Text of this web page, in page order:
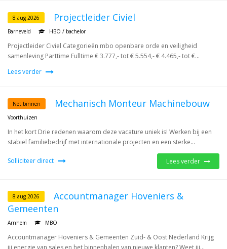
8 aug 2026 Projectleider Civiel
Barneveld HBO / bachelor
Projectleider Civiel Categorieën mbo openbare orde en veiligheid
samenleving Parttime Fulltime € 3.777,- tot € 5.554,- € 4.465,- tot €...
Lees verder
Net binnen Mechanisch Monteur Machinebouw
Voorthuizen
In het kort Drie redenen waarom deze vacature uniek is! Werken bij een
stabiel familiebedrijf met internationale projecten en een sterke...
Solliciteer direct Lees verder
8 aug 2026
Accountmanager Hoveniers &
Gemeenten
Arnhem MBO
Accountmanager Hoveniers & Gemeenten Zuid- & Oost Nederland Krijg
jij energie van sales en het binnenhalen van nieuwe klanten? Weet jij...